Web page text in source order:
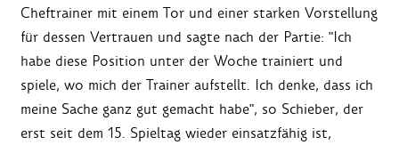
Cheftrainer mit einem Tor und einer starken Vorstellung
für dessen Vertrauen und sagte nach der Partie: "Ich
habe diese Position unter der Woche trainiert und
spiele, wo mich der Trainer aufstellt. Ich denke, dass ich
meine Sache ganz gut gemacht habe", so Schieber, der
erst seit dem 15. Spieltag wieder einsatzfähig ist,